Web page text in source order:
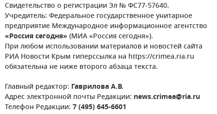
Свидетельство о регистрации Эл № ФС77-57640.
Учредитель: Федеральное государственное унитарное
предприятие Международное информационное агентство
«Россия сегодня» (МИА «Россия сегодня»).
При любом использовании материалов и новостей сайта
РИА Новости Крым гиперссылка на https://crimea.ria.ru
обязательна не ниже второго абзаца текста.
Главный редактор: Гаврилова А.В.
Адрес электронной почты Редакции: news.crimea@ria.ru
Телефон Редакции: 7 (495) 645-6601